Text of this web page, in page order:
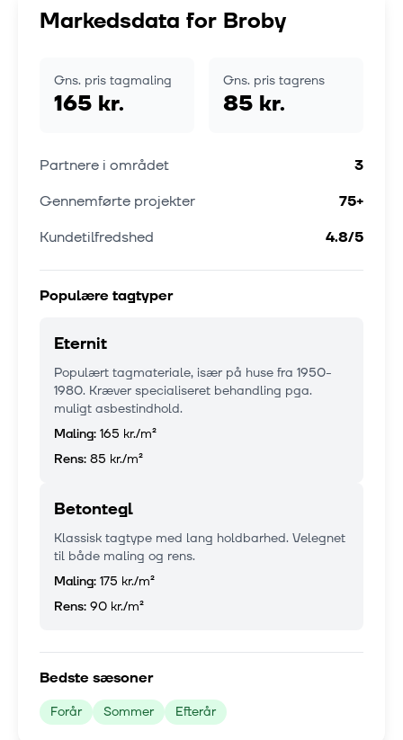
Markedsdata for Broby
Gns. pris tagmaling
165 kr.
Gns. pris tagrens
85 kr.
Partnere i området
3
Gennemførte projekter
75+
Kundetilfredshed
4.8/5
Populære tagtyper
Eternit
Populært tagmateriale, især på huse fra 1950-
1980. Kræver specialiseret behandling pga.
muligt asbestindhold.
Maling: 165 kr./m²
Rens: 85 kr./m²
Betontegl
Klassisk tagtype med lang holdbarhed. Velegnet
til både maling og rens.
Maling: 175 kr./m²
Rens: 90 kr./m²
Bedste sæsoner
Forår Sommer Efterår